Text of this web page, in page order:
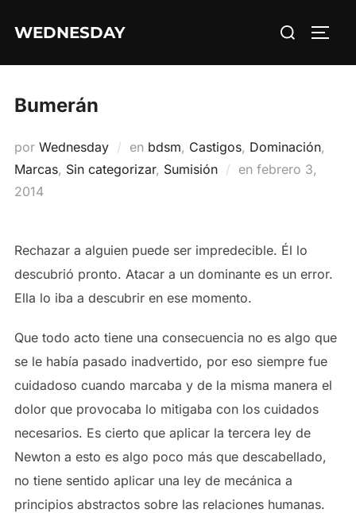
WEDNESDAY Buscar:
Bumerán
por Wednesday en bdsm, Castigos, Dominación,
Marcas, Sin categorizar, Sumisión en Publicado
febrero 3,
2014
Rechazar a alguien puede ser impredecible. Él lo
descubrió pronto. Atacar a un dominante es un error.
Ella lo iba a descubrir en ese momento.
Que todo acto tiene una consecuencia no es algo que
se le había pasado inadvertido, por eso siempre fue
cuidadoso cuando marcaba y de la misma manera el
dolor que provocaba lo mitigaba con los cuidados
necesarios. Es cierto que aplicar la tercera ley de
Newton a esto es algo poco más que descabellado,
no tiene sentido aplicar una ley de mecánica a
principios abstractos sobre las relaciones humanas.